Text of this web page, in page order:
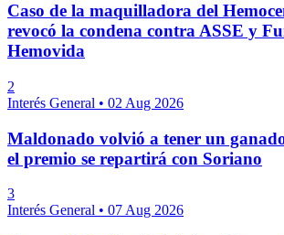
Caso de la maquilladora del
revocó la condena contra ASSE y
Hemovida
2
Interés General • 02 Aug 2026
Maldonado volvió a tener un
el premio se repartirá con Soriano
3
Interés General • 07 Aug 2026